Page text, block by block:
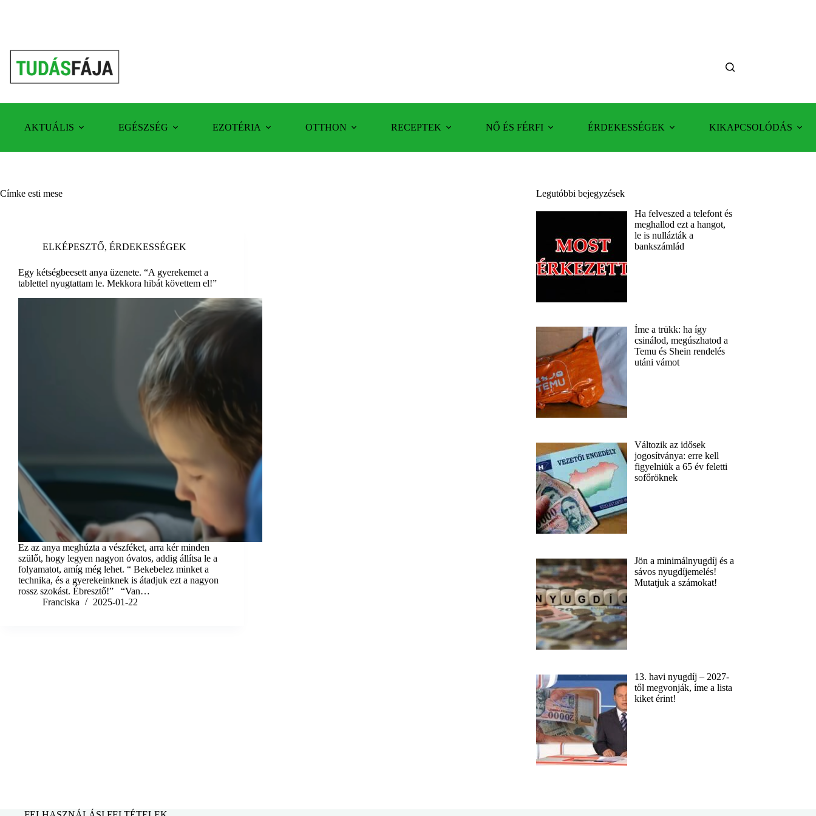
AKTUÁLIS EGÉSZSÉG EZOTÉRIA OTTHON RECEPTEK NŐ ÉS FÉRFI ÉRDEKESSÉGEK KIKAPCSOLÓDÁS
Címke esti mese
ELKÉPESZTŐ, ÉRDEKESSÉGEK
Egy kétségbeesett anya üzenete. “A gyerekemet a
tablettel nyugtattam le. Mekkora hibát követtem el!”
Ez az anya meghúzta a vészféket, arra kér minden
szülőt, hogy legyen nagyon óvatos, addig állítsa le a
folyamatot, amíg még lehet. “ Bekebelez minket a
technika, és a gyerekeinknek is átadjuk ezt a nagyon
rossz szokást. Ébresztő!” “Van…
Franciska
2025-01-22
Legutóbbi bejegyzések
Ha felveszed a telefont és
meghallod ezt a hangot,
le is nullázták a
bankszámlád
Íme a trükk: ha így
csinálod, megúszhatod a
Temu és Shein rendelés
utáni vámot
Változik az idősek
jogosítványa: erre kell
figyelniük a 65 év feletti
sofőröknek
Jön a minimálnyugdíj és a
sávos nyugdíjemelés!
Mutatjuk a számokat!
13. havi nyugdíj – 2027-
től megvonják, íme a lista
kiket érint!